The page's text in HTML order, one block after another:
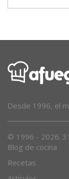
Desde 1996, el
© 1996 - 2026.
Blog de cocina
Recetas